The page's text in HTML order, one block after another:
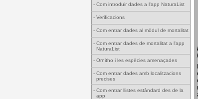
- Com introduir dades a l'app NaturaList
- Verificacions
- Com entrar dades al mòdul de mortalitat
- Com entrar dades de mortalitat a l'app
NaturaList
- Ornitho i les espècies amenaçades
- Com entrar dades amb localitzacions
precises
- Com entrar llistes estàndard des de la
app